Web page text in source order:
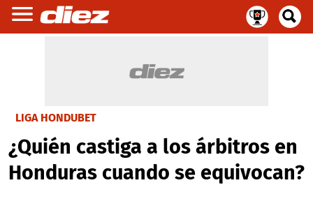
LIGA HONDUBET
¿Quién castiga a los árbitros en
Honduras cuando se equivocan?